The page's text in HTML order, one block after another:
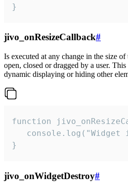
}
jivo_onResizeCallback#
Is executed at any change in the size
open, closed or dragged by a user.
dynamic displaying or hiding other
function
console.log("Widget
}
jivo_onWidgetDestroy#